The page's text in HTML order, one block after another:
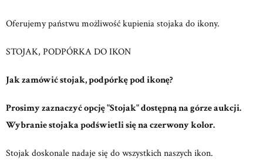
Oferujemy państwu możliwość kupienia stojaka do ikony.
STOJAK, PODPÓRKA DO IKON
Jak zamówić stojak, podpórkę pod ikonę?
Prosimy zaznaczyć opcję "Stojak" dostępną na górze aukcji.
Wybranie stojaka podświetli się na czerwony kolor.
Stojak doskonale nadaje się do wszystkich naszych ikon.